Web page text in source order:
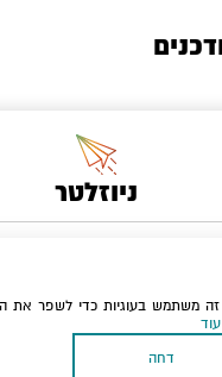
ניוזלטר
ה למדיניות הפרטיות
משתמש בעוגיות כדי לשפר את
דחה